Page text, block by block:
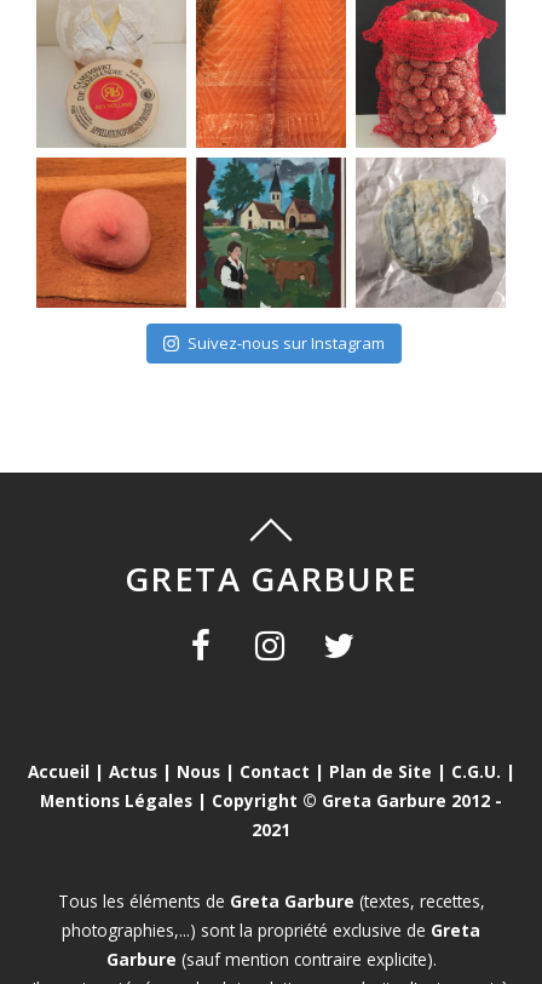
Suivez-nous sur Instagram
GRETA GARBURE
Accueil | Actus| Nous| Contact | Plan de Site | C.G.U. |
Mentions Légales | Copyright © Greta Garbure 2012 -
2021
Tous les éléments de Greta Garbure (textes, recettes,
photographies,...) sont la propriété exclusive de Greta
Garbure (sauf mention contraire explicite).